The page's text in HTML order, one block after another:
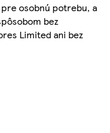
osobnú potrebu, a
bez
Limited ani bez